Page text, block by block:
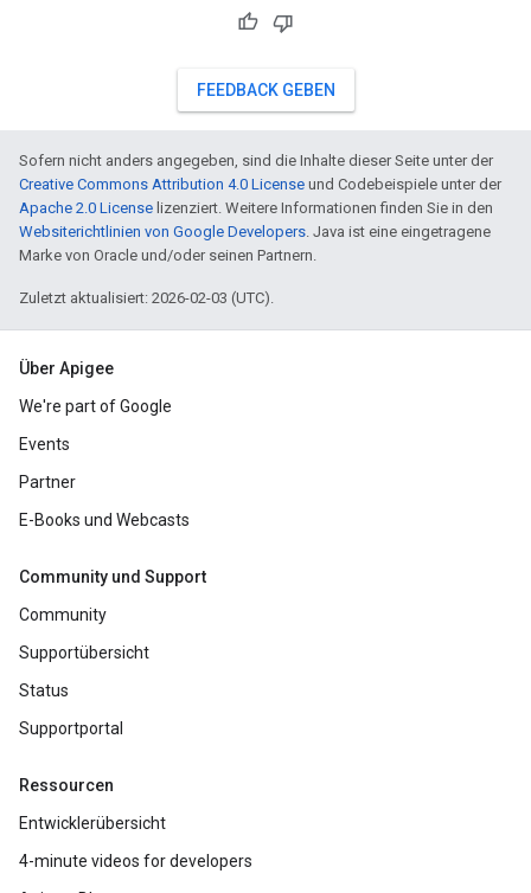
FEEDBACK GEBEN
Sofern nicht anders angegeben, sind die Inhalte dieser Seite unter der
Creative Commons Attribution 4.0 License und Codebeispiele unter der
Apache 2.0 License lizenziert. Weitere Informationen finden Sie in den
Websiterichtlinien von Google Developers. Java ist eine eingetragene
Marke von Oracle und/oder seinen Partnern.
Zuletzt aktualisiert: 2026-02-03 (UTC).
Über Apigee
We're part of Google
Events
Partner
E-Books und Webcasts
Community und Support
Community
Supportübersicht
Status
Supportportal
Ressourcen
Entwicklerübersicht
4-minute videos for developers